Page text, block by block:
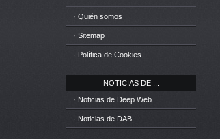
· Quién somos
· Sitemap
· Política de Cookies
NOTICIAS DE ...
· Noticias de Deep Web
· Noticias de DAB